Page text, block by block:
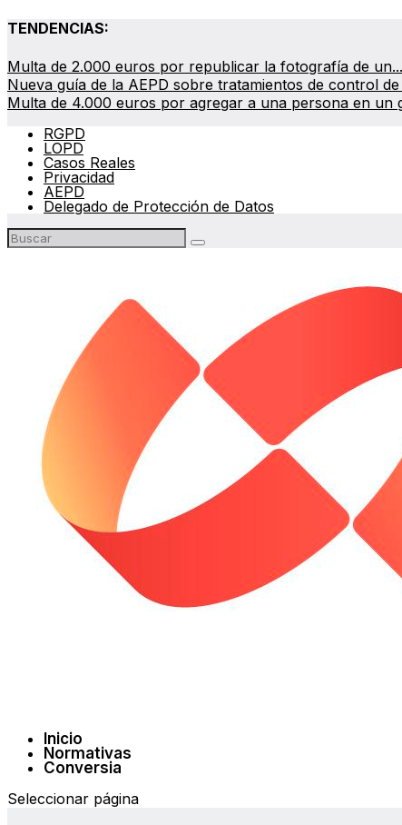
TENDENCIAS:
Multa de 2.000 euros por republicar la fotografía de un...
Nueva guía de la AEPD sobre tratamientos de control de
Multa de 4.000 euros por agregar a una persona en un
RGPD
LOPD
Casos Reales
Privacidad
AEPD
Delegado de Protección de Datos
Inicio
Normativas
Conversia
Seleccionar página